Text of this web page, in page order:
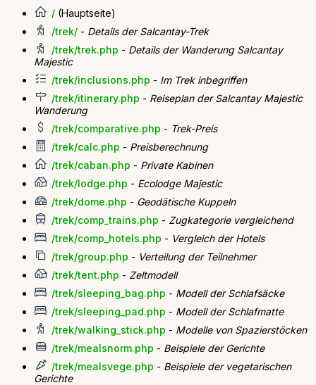
/ (Hauptseite)
/trek/ - Details der Salcantay-Trek
/trek/trek.php - Details der Wanderung Salcantay
Majestic
/trek/inclusions.php - Im Trek inbegriffen
/trek/itinerary.php - Reiseplan der Salcantay Majestic
Wanderung
/trek/comparative.php - Trek-Preis
/trek/calc.php - Preisberechnung
/trek/caban.php - Private Kabinen
/trek/lodge.php - Ecolodge Majestic
/trek/dome.php - Geodätische Kuppeln
/trek/comp_trains.php - Zugkategorie vergleichend
/trek/comp_hotels.php - Vergleich der Hotels
/trek/group.php - Verteilung der Teilnehmer
/trek/tent.php - Zeltmodell
/trek/sleeping_bag.php - Modell der Schlafsäcke
/trek/sleeping_pad.php - Modell der Schlafmatte
/trek/walking_stick.php - Modelle von Spazierstöcken
/trek/mealsnorm.php - Beispiele der Gerichte
/trek/mealsvege.php - Beispiele der vegetarischen
Gerichte